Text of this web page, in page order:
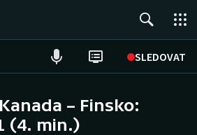
SLEDOVAT
– Finsko:
(4. min.)